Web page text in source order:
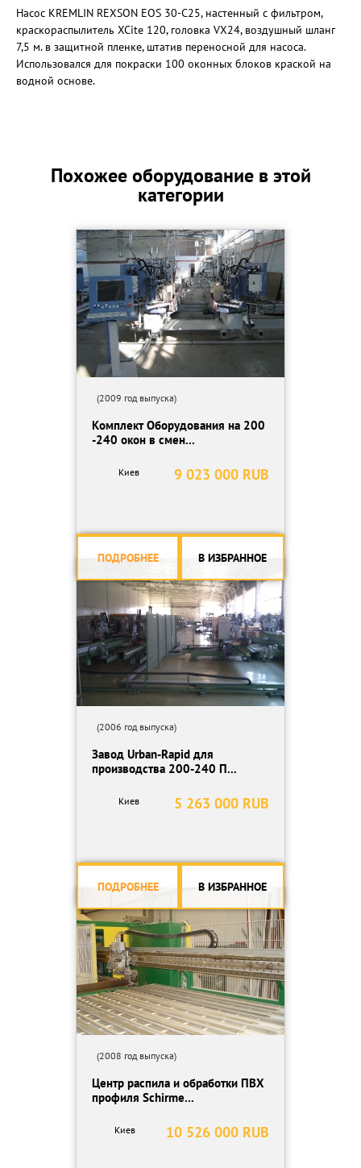
Насос KREMLIN REXSON EOS 30-C25, настенный с фильтром,
краскораспылитель XCite 120, головка VX24, воздушный шланг
7,5 м. в защитной пленке, штатив переносной для насоса.
Использовался для покраски 100 оконных блоков краской на
водной основе.
Похожее оборудование в этой
категории
(2009 год выпуска)
Комплект Оборудования на 200
-240 окон в смен...
9 023 000 RUB
Киев
ПОДРОБНЕЕ В ИЗБРАННОЕ
(2006 год выпуска)
Завод Urban-Rapid для
производства 200-240 П...
5 263 000 RUB
Киев
ПОДРОБНЕЕ В ИЗБРАННОЕ
(2008 год выпуска)
Центр распила и обработки ПВХ
профиля Schirme...
10 526 000 RUB
Киев